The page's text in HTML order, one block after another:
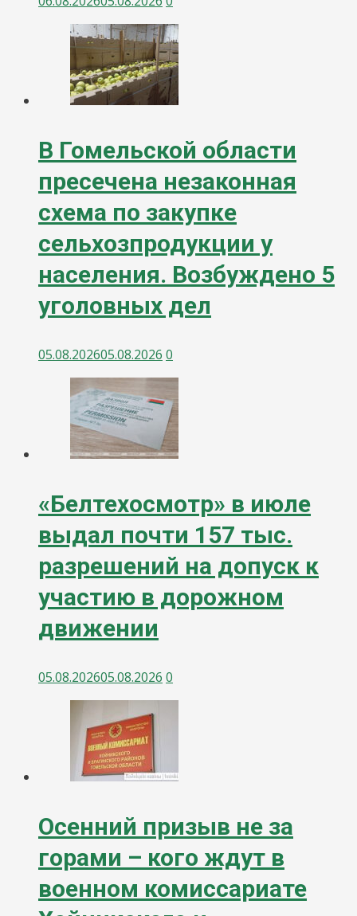
В Гомельской области
пресечена незаконная
схема по закупке
сельхозпродукции у
населения. Возбуждено 5
уголовных дел
05.08.202605.08.2026 0
«Белтехосмотр» в июле
выдал почти 157 тыс.
разрешений на допуск к
участию в дорожном
движении
05.08.202605.08.2026 0
Осенний призыв не за
горами – кого ждут в
военном комиссариате